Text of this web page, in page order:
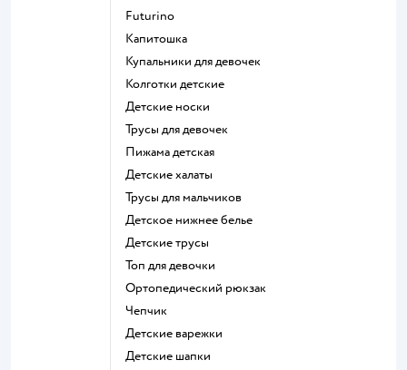
Futurino
Капитошка
Купальники для девочек
Колготки детские
Детские носки
Трусы для девочек
Пижама детская
Детские халаты
Трусы для мальчиков
Детское нижнее белье
Детские трусы
Топ для девочки
Ортопедический рюкзак
Чепчик
Детские варежки
Детские шапки